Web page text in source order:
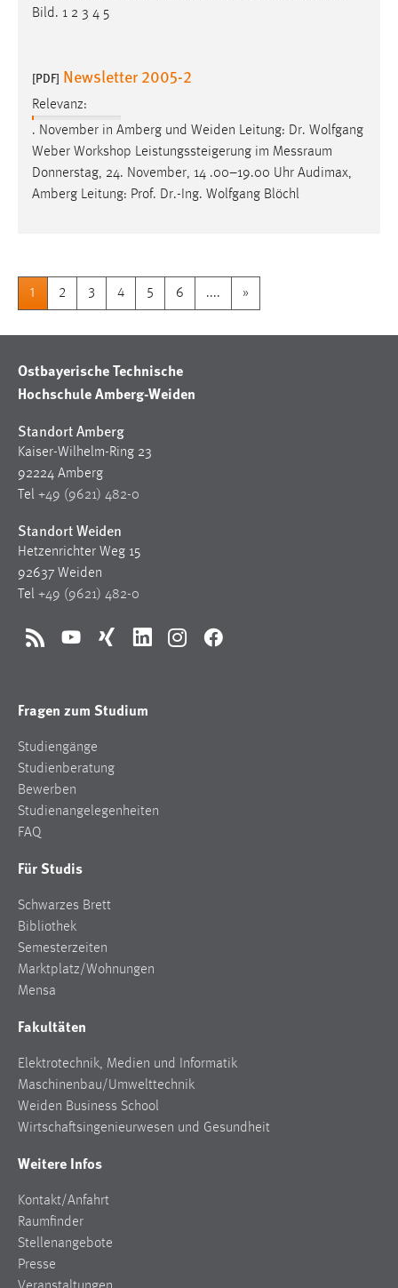
Bild. 1 2 3 4 5
[PDF] Newsletter 2005-2
Relevanz:
. November in Amberg und Weiden Leitung: Dr. Wolfgang
Weber Workshop Leistungssteigerung im Messraum
Donnerstag, 24. November, 14 .00–19.00 Uhr Audimax,
Amberg Leitung: Prof. Dr.-Ing. Wolfgang Blöchl
1 2 3 4 5 6 .... »
Ostbayerische Technische
Hochschule Amberg-Weiden
Standort Amberg
Kaiser-Wilhelm-Ring 23
92224 Amberg
Tel +49 (9621) 482-0
Standort Weiden
Hetzenrichter Weg 15
92637 Weiden
Tel +49 (9621) 482-0
RSS YouTubeXing LinkedInInstagramFacebook
Fragen zum Studium
Studiengänge
Studienberatung
Bewerben
Studienangelegenheiten
FAQ
Für Studis
Schwarzes Brett
Bibliothek
Semesterzeiten
Marktplatz/Wohnungen
Mensa
Fakultäten
Elektrotechnik, Medien und Informatik
Maschinenbau/Umwelttechnik
Weiden Business School
Wirtschaftsingenieurwesen und Gesundheit
Weitere Infos
Kontakt/Anfahrt
Raumfinder
Stellenangebote
Presse